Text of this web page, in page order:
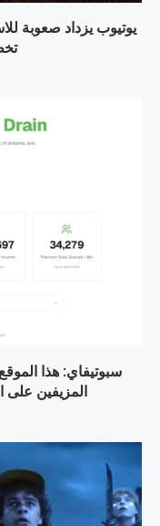
يوتيوب يزداد صعوبة
سبوتيفاي: هذا
المزيفين على